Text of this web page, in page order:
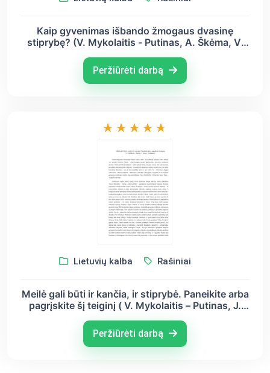
Kaip gyvenimas išbando žmogaus dvasinę
stiprybę? (V. Mykolaitis - Putinas, A. Škėma, V.
Peržiūrėti darbą
Lietuvių kalba Rašiniai
Meilė gali būti ir kančia, ir stiprybė. Paneikite arba
pagrįskite šį teiginį ( V. Mykolaitis – Putinas, J.
Peržiūrėti darbą